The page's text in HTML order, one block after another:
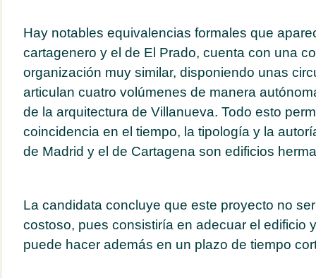
Hay notables equivalencias formales que
cartagenero y el de El Prado, cuenta con una
organización muy similar, disponiendo unas
articulan cuatro volúmenes de manera
de la arquitectura de Villanueva. Todo esto
coincidencia en el tiempo, la tipología y la
de Madrid y el de Cartagena son edificios
La candidata concluye que este proyecto no
costoso, pues consistiría en adecuar el edificio
puede hacer además en un plazo de tiempo